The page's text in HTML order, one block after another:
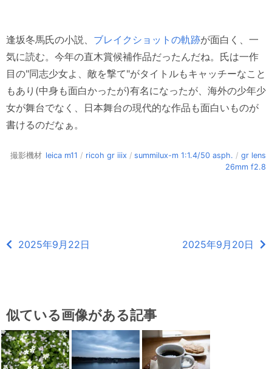
逢坂冬馬氏の小説、 ブレイクショットの軌跡が面白く、一
気に読む。今年の直木賞候補作品だったんだね。氏は一作
目の"同志少女よ、敵を撃て"がタイトルもキャッチーなこと
もあり(中身も面白かったが)有名になったが、海外の少年少
女が舞台でなく、日本舞台の現代的な作品も面白いものが
書けるのだなぁ。
撮影機材 leica m11 / ricoh gr iiix / summilux-m 1:1.4/50 asph. / gr lens
26mm f2.8
2025年9月22日 2025年9月20日
似ている画像がある記事